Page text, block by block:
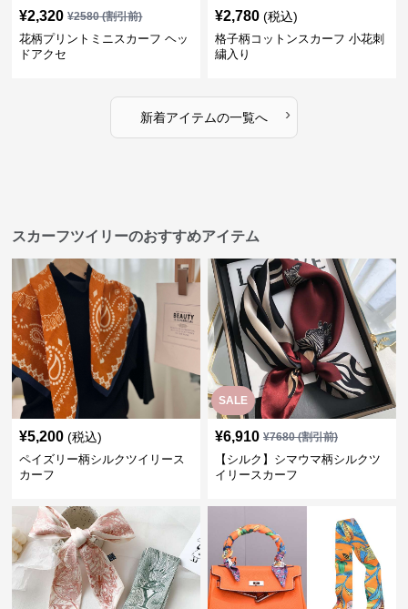
¥2,320 ¥2580(割引前)
花柄プリントミニスカーフ ヘッ
ドアクセ
¥2,780 (税込)
格子柄コットンスカーフ 小花刺
繍入り
新着アイテムの一覧へ ›
スカーフツイリーのおすすめアイテム
¥5,200 (税込)
ペイズリー柄シルクツイリース
カーフ
SALE
¥6,910 ¥7680(割引前)
【シルク】シマウマ柄シルクツ
イリースカーフ